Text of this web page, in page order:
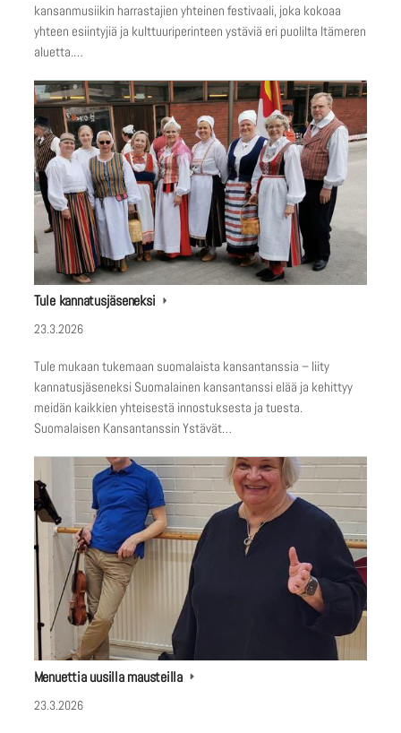
kansanmusiikin harrastajien yhteinen festivaali, joka kokoaa
yhteen esiintyjiä ja kulttuuriperinteen ystäviä eri puolilta Itämeren
aluetta.…
Tule kannatusjäseneksi
23.3.2026
Tule mukaan tukemaan suomalaista kansantanssia – liity
kannatusjäseneksi Suomalainen kansantanssi elää ja kehittyy
meidän kaikkien yhteisestä innostuksesta ja tuesta.
Suomalaisen Kansantanssin Ystävät…
Menuettia uusilla mausteilla
23.3.2026